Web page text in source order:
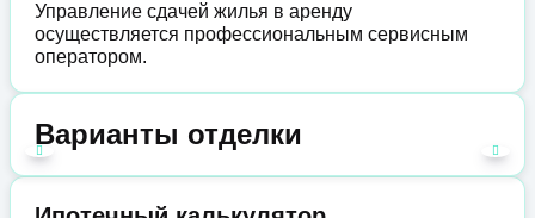
Управление сдачей жилья в аренду
осуществляется профессиональным сервисным
оператором.
Варианты отделки